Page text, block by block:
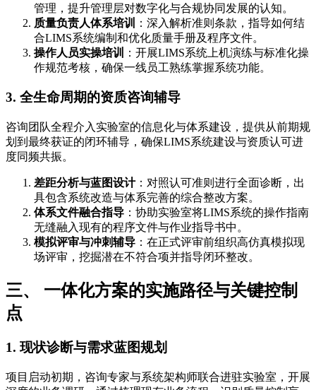
管理，提升管理层对数字化与合规协同发展的认知。
质量负责人体系培训
：深入解析准则条款，指导如何结
合LIMS系统编制和优化质量手册及程序文件。
操作人员实操培训
：开展LIMS系统上机演练与标准化操
作规范考核，确保一线员工熟练掌握系统功能。
3. 全生命周期的资质咨询辅导
咨询团队全程介入实验室的信息化与体系建设，提供从前期规
划到最终获证的闭环辅导，确保LIMS系统建设与资质认可进
度同频共振。
差距分析与蓝图设计：对照认可准则进行全面诊断，出
具包含系统改造与体系完善的综合整改方案。
体系文件融合指导 ：协助实验室将LIMS系统的操作指南
无缝融入现有的程序文件与作业指导书中。
模拟评审与冲刺辅导 ：在正式评审前组织高仿真模拟现
场评审，挖掘潜在不符合项并指导闭环整改。
三、 一体化方案的实施路径与关键控制
点
1. 现状诊断与需求蓝图规划
项目启动初期，咨询专家与系统架构师联合进驻实验室，开展